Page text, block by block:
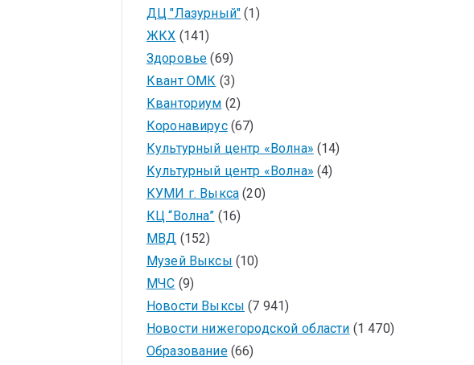
ДЦ "Лазурный" (1)
ЖКХ (141)
Здоровье (69)
Квант ОМК (3)
Кванториум (2)
Коронавирус(67)
Культурный центр «Волна» (14)
Культурный центр «Волна» (4)
КУМИ г. Выкса (20)
КЦ “Волна” (16)
МВД (152)
Музей Выксы (10)
МЧС (9)
Новости Выксы (7 941)
Новости нижегородской области (1 470)
Образование(66)